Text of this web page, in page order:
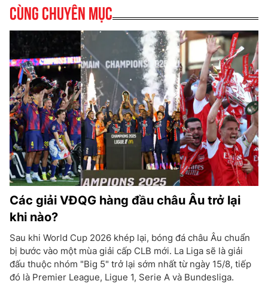
Cùng chuyên mục
Các giải VĐQG hàng đầu châu Âu trở lại
khi nào?
Sau khi World Cup 2026 khép lại, bóng đá châu Âu chuẩn
bị bước vào một mùa giải cấp CLB mới. La Liga sẽ là giải
đấu thuộc nhóm "Big 5" trở lại sớm nhất từ ngày 15/8, tiếp
đó là Premier League, Ligue 1, Serie A và Bundesliga.